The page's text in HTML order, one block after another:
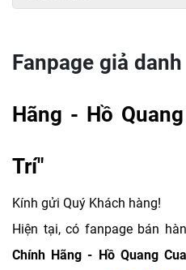
Fanpage giả danh
Hãng - Hồ
Trí"
Kính gửi Quý Khách hàng!
Hiện tại, có fanpage bán
Chính Hãng - Hồ Quang